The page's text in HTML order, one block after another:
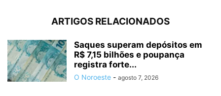
ARTIGOS RELACIONADOS
Saques superam depósitos em
R$ 7,15 bilhões e poupança
registra forte...
O Noroeste - agosto 7, 2026